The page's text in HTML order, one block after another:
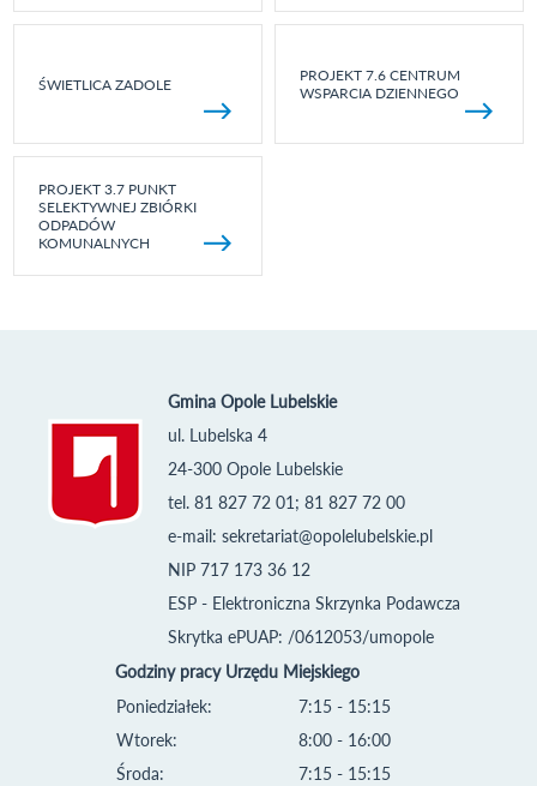
ŚWIETLICA ZADOLE
PROJEKT 7.6 CENTRUM
WSPARCIA DZIENNEGO
PROJEKT 3.7 PUNKT
SELEKTYWNEJ ZBIÓRKI
ODPADÓW
KOMUNALNYCH
Gmina Opole Lubelskie
ul. Lubelska 4
24-300 Opole Lubelskie
tel. 81 827 72 01; 81 827 72 00
e-mail: sekretariat@opolelubelskie.pl
NIP 717 173 36 12
ESP - Elektroniczna Skrzynka Podawcza
Skrytka ePUAP: /0612053/umopole
Godziny pracy Urzędu Miejskiego
Poniedziałek:
Wtorek:
Środa:
7:15 - 15:15
8:00 - 16:00
7:15 - 15:15